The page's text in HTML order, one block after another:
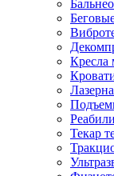
Кресла
Текар